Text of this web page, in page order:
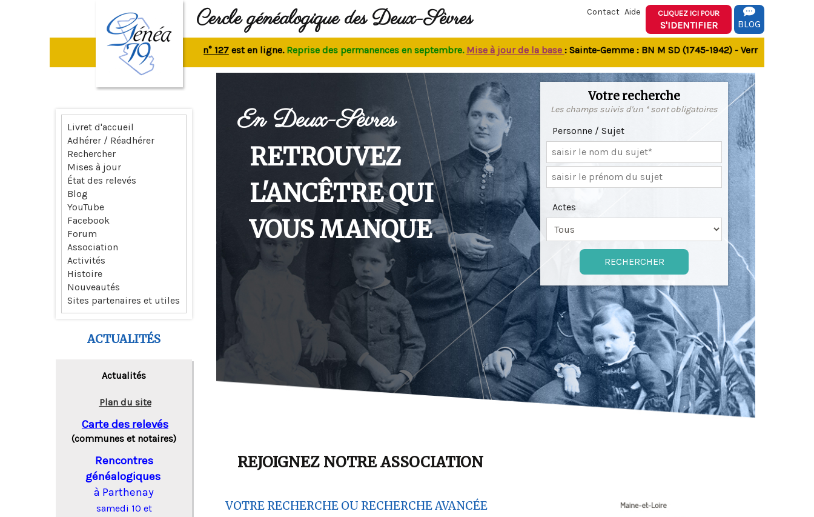
Cercle généalogique des Deux-Sèvres Contact Aide CLIQUEZ ICI POUR
S'IDENTIFIER BLOG
La revue n° 127est en ligne.Reprise des permanences en septembre.Mise à jour de la base: Sainte-Gemme : BN M SD (1745-1942) - Verrines-sous-
En Deux-Sèvres
RETROUVEZ
L'ANCÊTRE QUI
VOUS MANQUE
Votre recherche
Les champs suivis d'un * sont obligatoires
Personne / Sujet
Actes
REJOIGNEZ NOTRE ASSOCIATION
VOTRE RECHERCHE OU RECHERCHE AVANCÉE
Livret d'accueil
Adhérer / Réadhérer
Rechercher
Mises à jour
État des relevés
Blog
YouTube
Facebook
Forum
Association
Activités
Histoire
Nouveautés
Sites partenaires et utiles
ACTUALITÉS
Actualités
Plan du site
Carte des relevés
(communes et notaires)
Rencontres
généalogiques
à Parthenay
samedi 10 et